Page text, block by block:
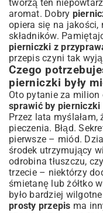
tworzą ten
aromat. Dobry
opiera się na jakości,
składników.
pierniczki z
przepis czyni tak
Czego
pierniczki były
Oto pytanie za milion
sprawić by pierniczki
Przez lata myślałam,
pieczenia. Błąd.
pierwsze – miód.
środek utrzymujący
odrobina tłuszczu,
trzecie – niektórzy
śmietanę lub żółtko
było bardziej
prosty przepis ma